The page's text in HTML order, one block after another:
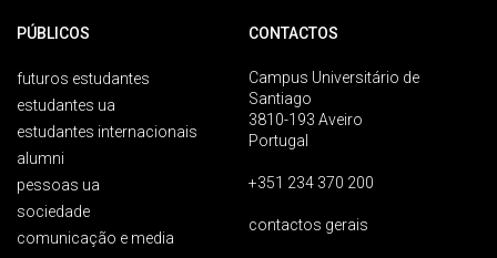
PÚBLICOS
futuros estudantes
estudantes ua
estudantes internacionais
alumni
pessoas ua
sociedade
comunicação e media
CONTACTOS
Campus Universitário de
Santiago
3810-193 Aveiro
Portugal
+351 234 370 200
contactos gerais